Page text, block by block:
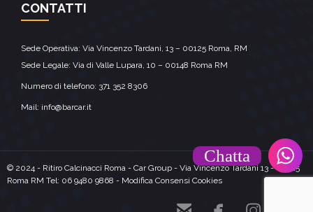
CONTATTI
Sede Operativa: Via Vincenzo Tardani, 13 – 00125 Roma, RM
Sede Legale: Via di Valle Lupara, 10 – 00148 Roma RM
Numero di telefono: 371 352 8306
Mail: info@barcar.it
© 2024 - Ritiro Calcinacci Roma - Car Group - Via Vincenzo Tardani 13 - 00125
Roma RM Tel: 06 9480 9868 - Modifica Consensi Cookies
Chatta